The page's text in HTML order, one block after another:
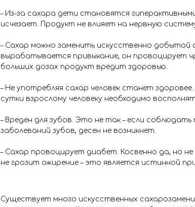
– Из-за сахара дети становятся
исчезает. Продукт не влияет на нервную
– Сахар можно заменить искусственно
вырабатывается привыкание, он провоцирует
больших дозах продукт вредит здоровью.
– Не употребляя сахар человек станет
сутки взрослому человеку необходимо
– Вреден для зубов. Это не так – если
заболеваний зубов, десен не возникнет.
– Сахар провоцирует диабет. Косвенно да, но
не грозит ожирение – это является истинной
Существует много искусственных